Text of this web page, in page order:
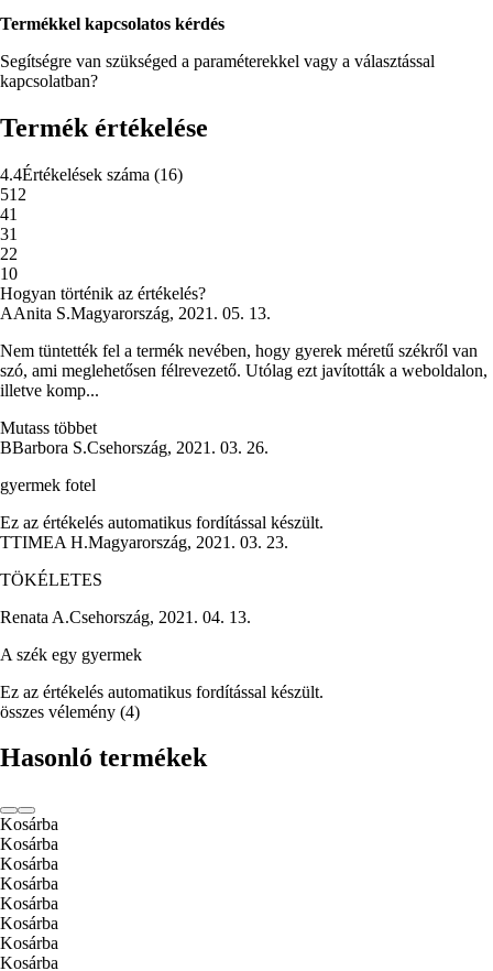
Termékkel kapcsolatos kérdés
Segítségre van szükséged a paraméterekkel vagy a választással
kapcsolatban?
Termék értékelése
4.4Értékelések száma (16)
512
41
31
22
10
Hogyan történik az értékelés?
AAnita S.Magyarország, 2021. 05. 13.
Nem tüntették fel a termék nevében, hogy gyerek méretű székről van
szó, ami meglehetősen félrevezető. Utólag ezt javították a weboldalon,
illetve komp...
Mutass többet
BBarbora S.Csehország, 2021. 03. 26.
gyermek fotel
Ez az értékelés automatikus fordítással készült.
TTIMEA H.Magyarország, 2021. 03. 23.
TÖKÉLETES
Renata A.Csehország, 2021. 04. 13.
A szék egy gyermek
Ez az értékelés automatikus fordítással készült.
összes vélemény (4)
Hasonló termékek
Kosárba
Kosárba
Kosárba
Kosárba
Kosárba
Kosárba
Kosárba
Kosárba